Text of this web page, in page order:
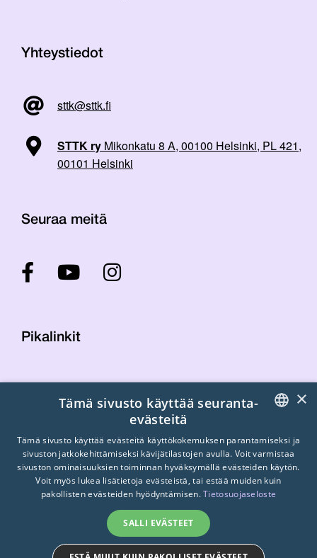
Yhteystiedot
sttk@sttk.fi
STTK ry Mikonkatu 8 A, 00100 Helsinki, PL 421,
00101 Helsinki
Seuraa meitä
Pikalinkit
Laskutustiedot
Tietosuojaseloste
Turvallisemman tilan periaatteet
FINNISH
SWEDISH
×
Tämä sivusto käyttää seuranta-
evästeitä
Tämä sivusto käyttää evästeitä käyttökokemuksen parantamiseksi ja
sivuston jatkokehittämiseksi kävijätilastojen avulla. Voit varmistaa
sivuston ominaisuuksien toiminnan hyväksymällä evästeiden käytön.
Voit myös lukea lisätietoja evästeistä, tai estää muiden kuin
pakollisten evästeiden hyödyntämisen.Tietosuojaseloste
SALLI EVÄSTEET